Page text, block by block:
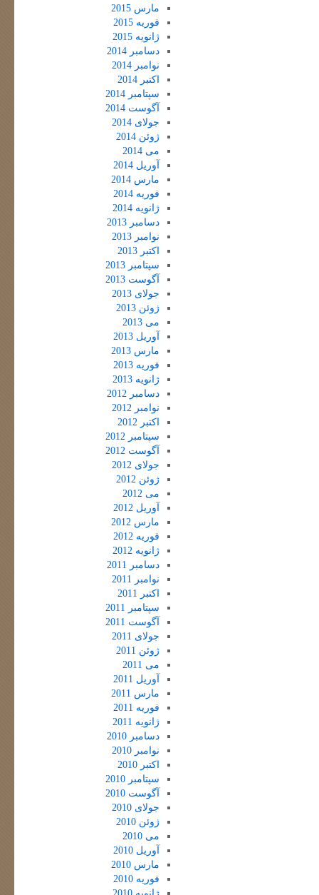
مارس 2015
فوریه 2015
ژانویه 2015
دسامبر 2014
نوامبر 2014
اکتبر 2014
سپتامبر 2014
آگوست 2014
جولای 2014
ژوئن 2014
می 2014
آوریل 2014
مارس 2014
فوریه 2014
ژانویه 2014
دسامبر 2013
نوامبر 2013
اکتبر 2013
سپتامبر 2013
آگوست 2013
جولای 2013
ژوئن 2013
می 2013
آوریل 2013
مارس 2013
فوریه 2013
ژانویه 2013
دسامبر 2012
نوامبر 2012
اکتبر 2012
سپتامبر 2012
آگوست 2012
جولای 2012
ژوئن 2012
می 2012
آوریل 2012
مارس 2012
فوریه 2012
ژانویه 2012
دسامبر 2011
نوامبر 2011
اکتبر 2011
سپتامبر 2011
آگوست 2011
جولای 2011
ژوئن 2011
می 2011
آوریل 2011
مارس 2011
فوریه 2011
ژانویه 2011
دسامبر 2010
نوامبر 2010
اکتبر 2010
سپتامبر 2010
آگوست 2010
جولای 2010
ژوئن 2010
می 2010
آوریل 2010
مارس 2010
فوریه 2010